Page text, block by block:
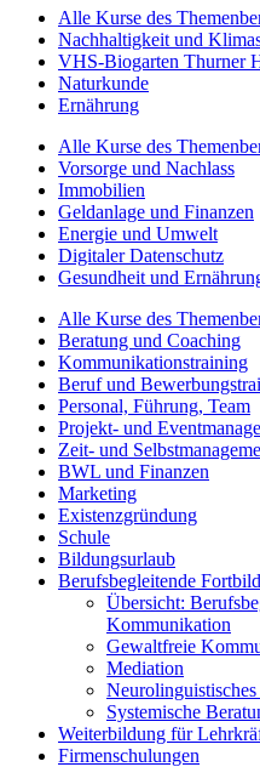
Alle Kurse des
Nachhaltigkeit und
VHS-Biogarten Thurner
Naturkunde
Ernährung
Alle Kurse des
Vorsorge und Nachlass
Immobilien
Geldanlage und Finanzen
Energie und Umwelt
Digitaler Datenschutz
Gesundheit und
Alle Kurse des
Beratung und Coaching
Kommunikationstraining
Beruf und
Personal, Führung, Team
Projekt- und
Zeit- und
BWL und Finanzen
Marketing
Existenzgründung
Schule
Bildungsurlaub
Berufsbegleitende
Übersicht:
Kommunikation
Gewaltfreie
Mediation
Systemische
Weiterbildung für
Firmenschulungen